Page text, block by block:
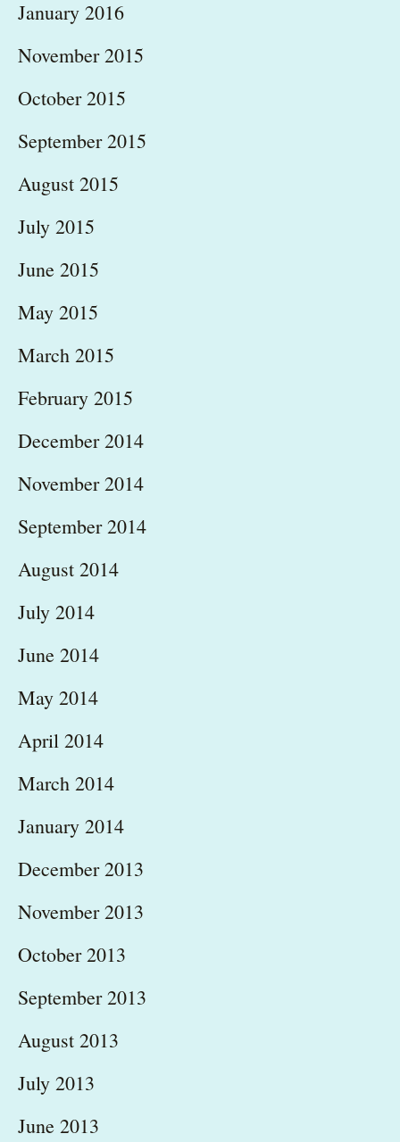
January 2016
November 2015
October 2015
September 2015
August 2015
July 2015
June 2015
May 2015
March 2015
February 2015
December 2014
November 2014
September 2014
August 2014
July 2014
June 2014
May 2014
April 2014
March 2014
January 2014
December 2013
November 2013
October 2013
September 2013
August 2013
July 2013
June 2013